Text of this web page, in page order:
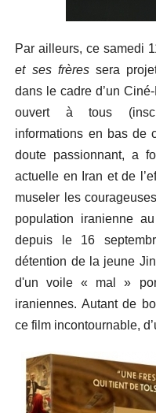
Par ailleurs, ce samedi
et ses frèressera
dans le cadre d’un
ouvert à tous
informations en bas de
doute passionnant, a
actuelle en Iran et de
museler les
population iranienne
depuis le 16
détention de la jeune
d'un voile « mal »
iraniennes. Autant de
ce film incontournable,